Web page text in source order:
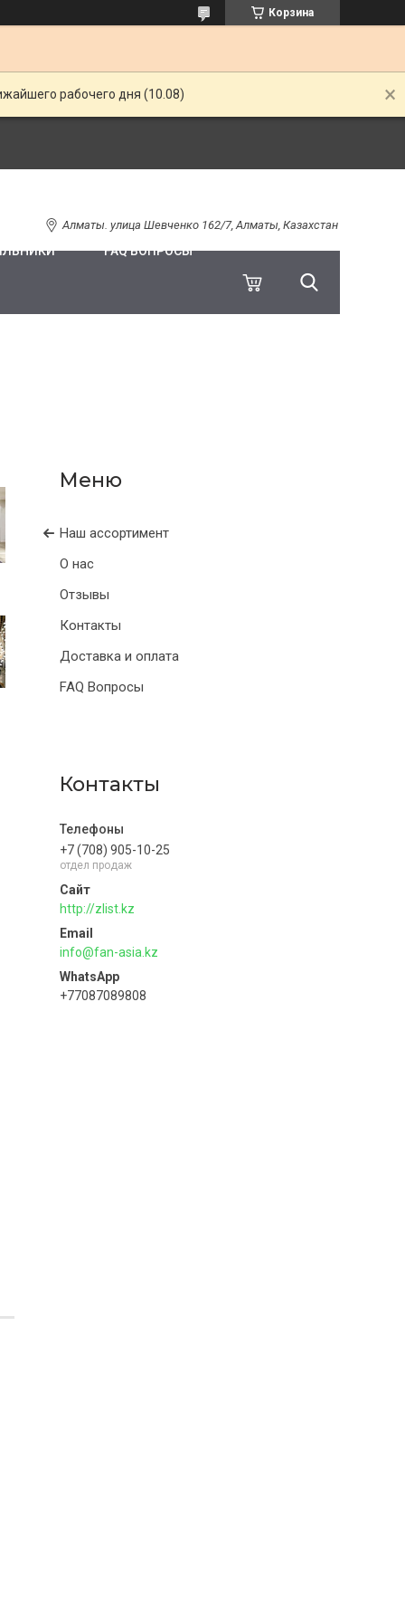
Корзина
рабочего дня (10.08)
Алматы. улица Шевченко 162/7, Алматы, Казахстан
FAQ ВОПРОСЫ
Наш ассортимент
О нас
Отзывы
Контакты
Доставка и оплата
FAQ Вопросы
Контакты
+7 (708) 905-10-25
отдел продаж
http://zlist.kz
info@fan-asia.kz
+77087089808